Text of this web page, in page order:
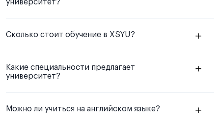
университет?
Сколько стоит обучение в XSYU?
Какие специальности предлагает
университет?
Можно ли учиться на английском языке?